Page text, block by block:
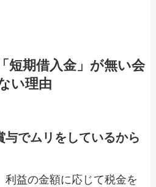
短期借入金」が無い会
い理由
与でムリをしているから
利益の金額に応じて税金を